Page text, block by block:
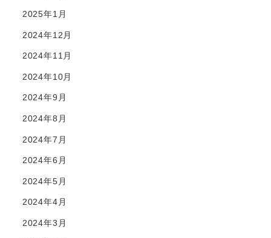
2025年1月
2024年12月
2024年11月
2024年10月
2024年9月
2024年8月
2024年7月
2024年6月
2024年5月
2024年4月
2024年3月